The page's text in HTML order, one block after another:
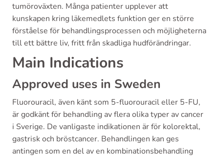
tumöroväxten. Många patienter upplever att
kunskapen kring läkemedlets funktion ger en större
förståelse för behandlingsprocessen och möjligheterna
till ett bättre liv, fritt från skadliga hudförändringar.
Main Indications
Approved uses in Sweden
Fluorouracil, även känt som 5-fluorouracil eller 5-FU,
är godkänt för behandling av flera olika typer av cancer
i Sverige. De vanligaste indikationen är för kolorektal,
gastrisk och bröstcancer. Behandlingen kan ges
antingen som en del av en kombinationsbehandling